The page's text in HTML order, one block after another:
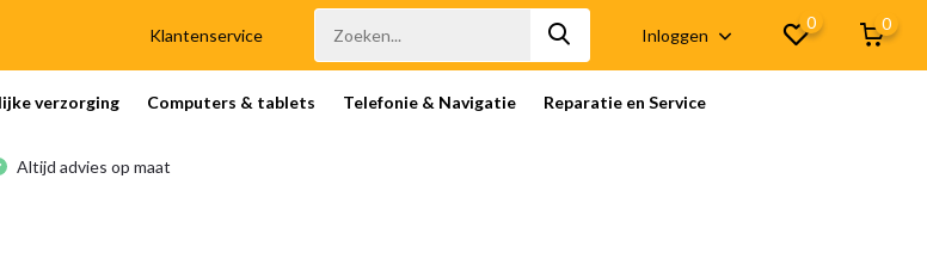
Klantenservice Inloggen
0 0
verzorging Computers & tablets Telefonie & Navigatie Reparatie en Service
Altijd advies op maat